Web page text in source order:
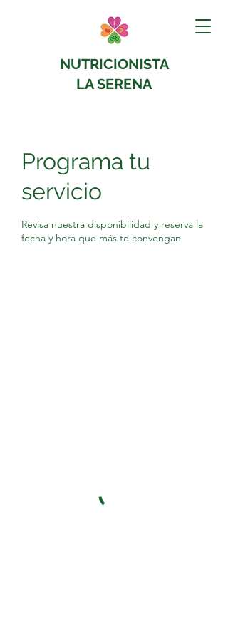
NUTRICIONISTA
LA SERENA
Programa tu
servicio
Revisa nuestra disponibilidad y reserva la
fecha y hora que más te convengan